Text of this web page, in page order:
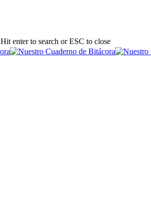
Hit enter to search or ESC to close